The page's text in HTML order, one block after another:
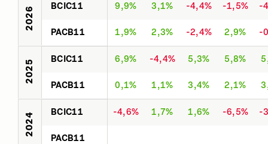
2026 BCIC11 9,9% 3,1% -4,4% -1,5% -
PACB11 1,9% 2,3% -2,4% 2,9% -
2025 BCIC11 6,9% -4,4% 5,3% 5,8%
PACB11 0,1% 1,1% 3,4% 2,1%
2024 BCIC11 -4,6% 1,7% 1,6% -6,5% -
PACB11